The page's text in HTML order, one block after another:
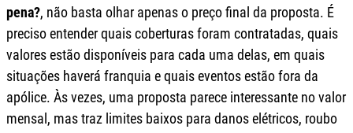
pena?, não basta olhar apenas o preço final da proposta. É
preciso entender quais coberturas foram contratadas, quais
valores estão disponíveis para cada uma delas, em quais
situações haverá franquia e quais eventos estão fora da
apólice. Às vezes, uma proposta parece interessante no valor
mensal, mas traz limites baixos para danos elétricos, roubo